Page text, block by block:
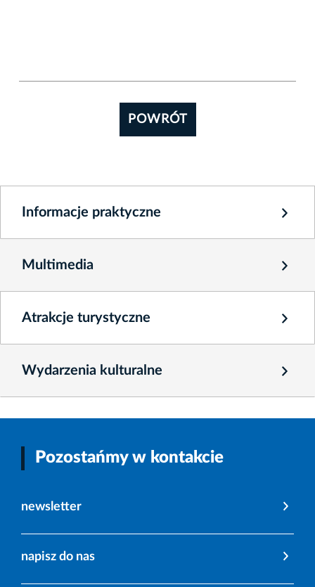
POWRÓT
Informacje praktyczne
Multimedia
Atrakcje turystyczne
Wydarzenia kulturalne
Pozostańmy w kontakcie
newsletter
napisz do nas